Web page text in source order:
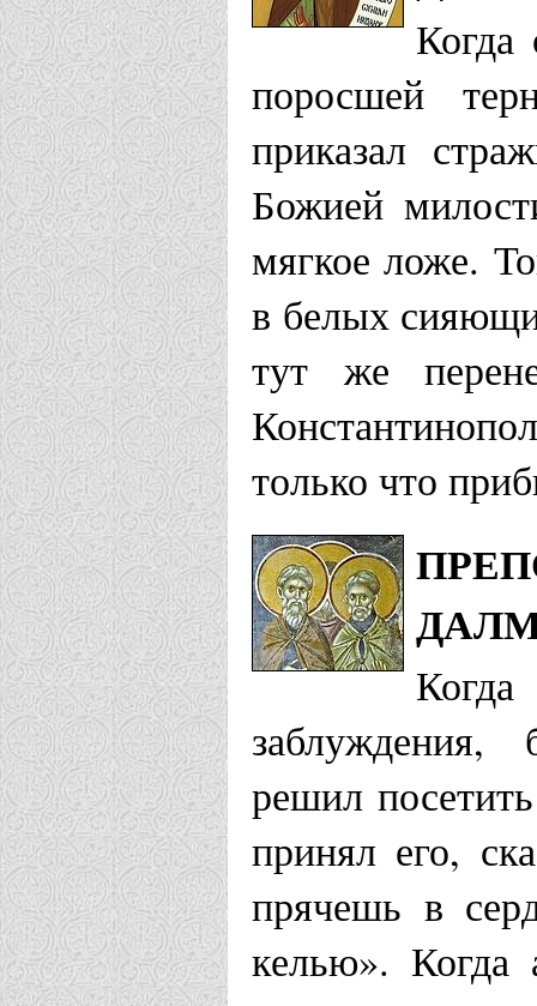
поросшей
приказал
Божией
мягкое ложе.
в белых
тут же
только что
решил
принял его,
прячешь в
келью». Когда